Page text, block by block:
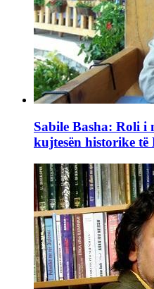
Sabile Basha: Roli i
kujtesën historike të